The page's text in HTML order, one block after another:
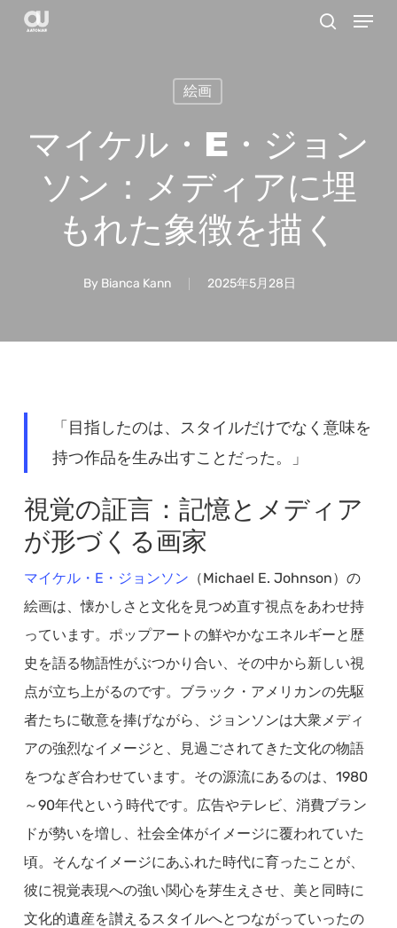
Skip
Menu
絵画
マイケル・E・ジョン
ソン：メディアに埋
もれた象徴を描く
By Bianca Kann 2025年5月28日
「目指したのは、スタイルだけでなく意味を
持つ作品を生み出すことだった。」
視覚の証言：記憶とメディア
が形づくる画家
マイケル・E・ジョンソン （Michael E. Johnson）の
絵画は、懐かしさと文化を見つめ直す視点をあわせ持
っています。ポップアートの鮮やかなエネルギーと歴
史を語る物語性がぶつかり合い、その中から新しい視
点が立ち上がるのです。ブラック・アメリカンの先駆
者たちに敬意を捧げながら、ジョンソンは大衆メディ
アの強烈なイメージと、見過ごされてきた文化の物語
をつなぎ合わせています。その源流にあるのは、1980
～90年代という時代です。広告やテレビ、消費ブラン
ドが勢いを増し、社会全体がイメージに覆われていた
頃。そんなイメージにあふれた時代に育ったことが、
彼に視覚表現への強い関心を芽生えさせ、美と同時に
文化的遺産を讃えるスタイルへとつながっていったの